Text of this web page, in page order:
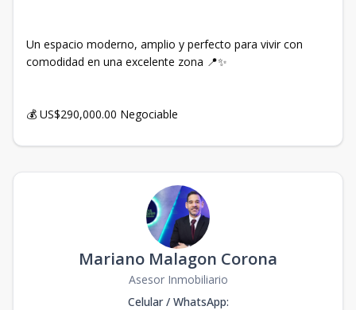
Un espacio moderno, amplio y perfecto para vivir con
comodidad en una excelente zona 📍✨
💰 US$290,000.00 Negociable
Mariano Malagon Corona
Asesor Inmobiliario
Celular / WhatsApp: